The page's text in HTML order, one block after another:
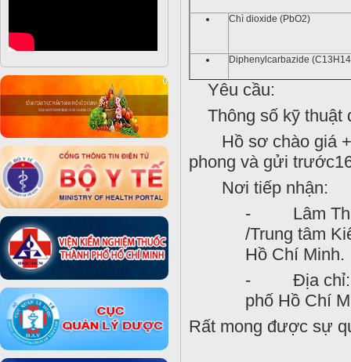
Chì dioxide (PbO2)
Diphenylcarbazide
Yêu cầu:
Thông số kỹ thuật
Hồ sơ chào giá +
phong và gửi
Nơi tiếp nhận:
- Lâm Thị
/Trung tâm
Hồ Chí Minh.
- Địa chỉ: 45
phố Hồ Chí
Rất mong được sự